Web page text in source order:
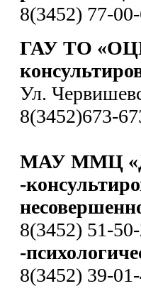
8(3452) 77-
ГАУ ТО
Ул.
8(3452)673-
МАУ ММЦ
-
8(3452) 51-
-
8(3452) 39-